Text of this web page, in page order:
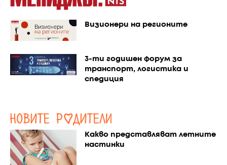
Визионери на регионите
3-ти годишен форум за
транспорт, логистика и
спедиция
Какво представляват летните
настинки